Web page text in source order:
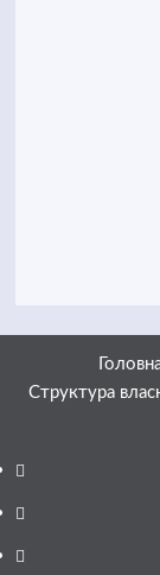
Структура
Facebook
YouTube
Telegram